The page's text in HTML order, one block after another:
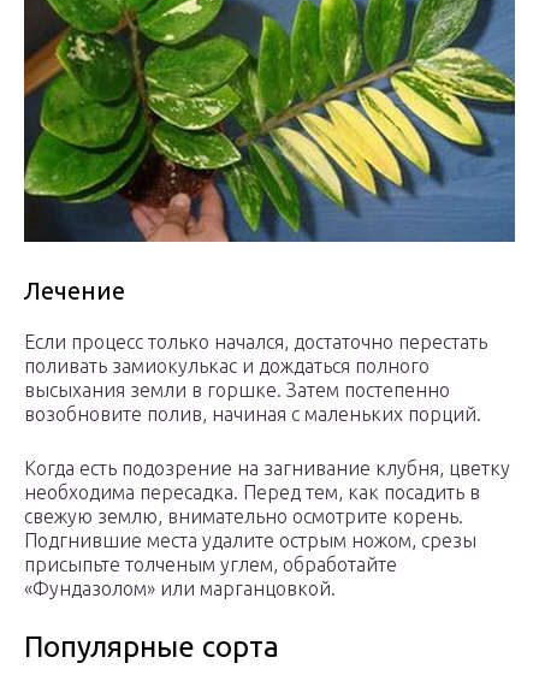
Лечение
Если процесс только начался, достаточно перестать
поливать замиокулькас и дождаться полного
высыхания земли в горшке. Затем постепенно
возобновите полив, начиная с маленьких порций.
Когда есть подозрение на загнивание клубня, цветку
необходима пересадка. Перед тем, как посадить в
свежую землю, внимательно осмотрите корень.
Подгнившие места удалите острым ножом, срезы
присыпьте толченым углем, обработайте
«Фундазолом» или марганцовкой.
Популярные сорта